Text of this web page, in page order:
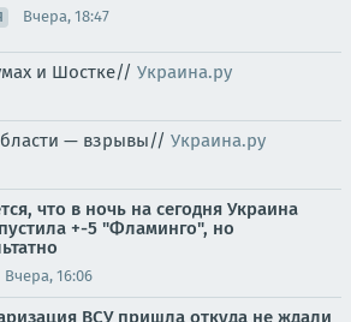
Вчера, 18:47
и Шостке// Украина.ру
— взрывы// Украина.ру
что в ночь на сегодня Украина
+-5 "Фламинго", но
Вчера, 16:06
ВСУ пришла откуда не ждали